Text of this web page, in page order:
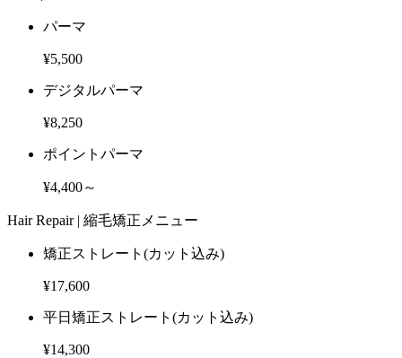
パーマ
¥5,500
デジタルパーマ
¥8,250
ポイントパーマ
¥4,400～
Hair Repair | 縮毛矯正メニュー
矯正ストレート (カット込み)
¥17,600
平日矯正ストレート (カット込み)
¥14,300